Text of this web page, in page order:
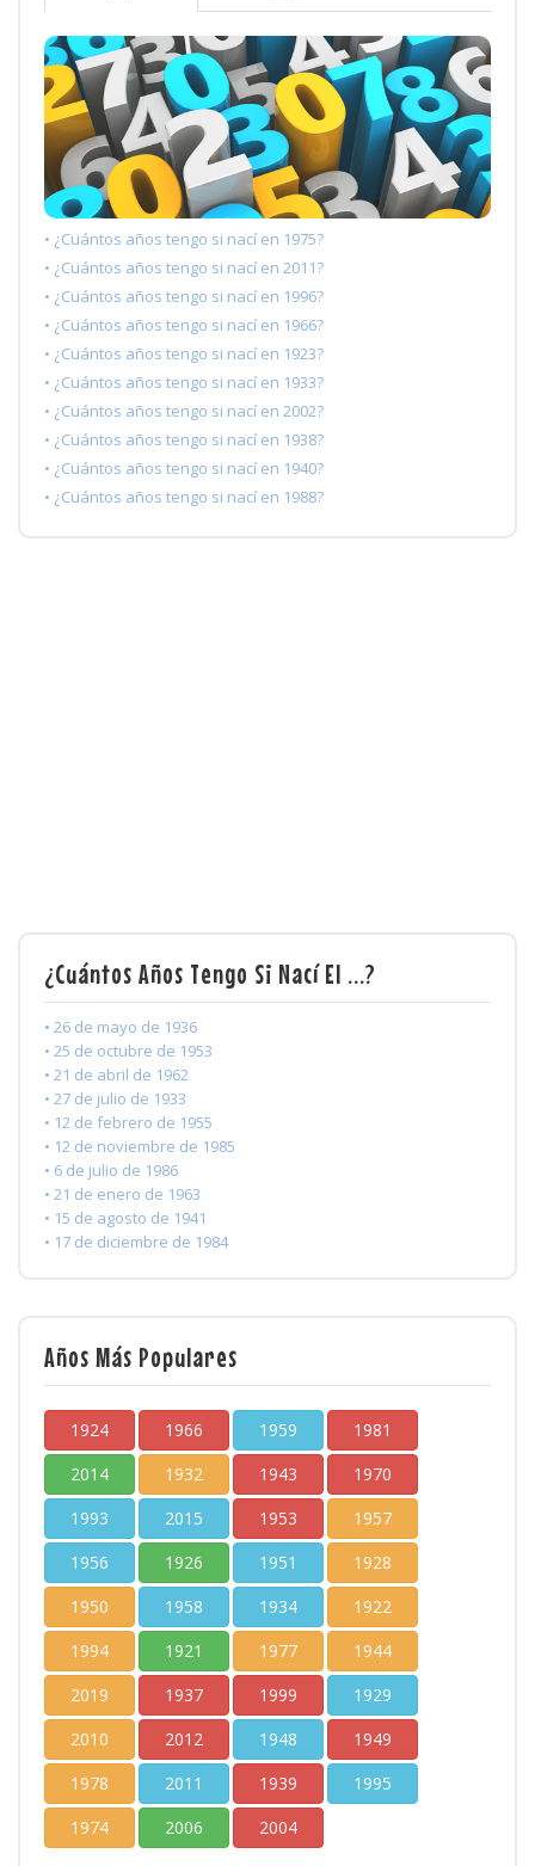
• ¿Cuántos años tengo si nací en 1975?
• ¿Cuántos años tengo si nací en 2011?
• ¿Cuántos años tengo si nací en 1996?
• ¿Cuántos años tengo si nací en 1966?
• ¿Cuántos años tengo si nací en 1923?
• ¿Cuántos años tengo si nací en 1933?
• ¿Cuántos años tengo si nací en 2002?
• ¿Cuántos años tengo si nací en 1938?
• ¿Cuántos años tengo si nací en 1940?
• ¿Cuántos años tengo si nací en 1988?
¿Cuántos Años Tengo Si Nací El ...?
• 26 de mayo de 1936
• 25 de octubre de 1953
• 21 de abril de 1962
• 27 de julio de 1933
• 12 de febrero de 1955
• 12 de noviembre de 1985
• 6 de julio de 1986
• 21 de enero de 1963
• 15 de agosto de 1941
• 17 de diciembre de 1984
Años Más Populares
1924 1966 1959
1981
2014
1932 1943
1970
1993
2015 1953
1957
1956
1926 1951
1928
1950
1958 1934
1922
1994
1921 1977
1944
2019
1937 1999
1929
2010
2012 1948
1949
1978
2011 1939
1995
1974
2006 2004